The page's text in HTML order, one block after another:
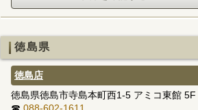
徳島県
徳島店
徳島県徳島市寺島本町西1-5 アミコ東館 5F
☎ 088-602-1611